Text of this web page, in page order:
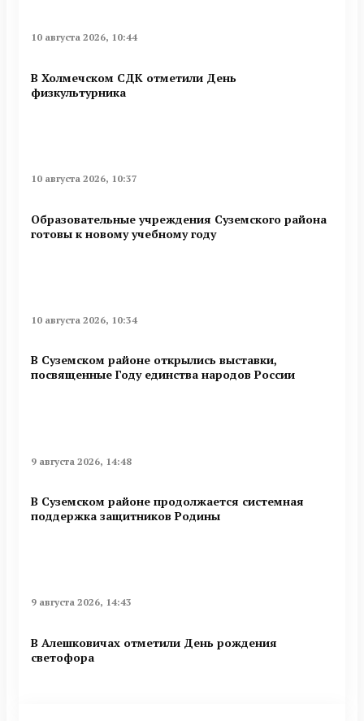
10 августа 2026, 10:44
В Холмечском СДК отметили День
физкультурника
10 августа 2026, 10:37
Образовательные учреждения Суземского района
готовы к новому учебному году
10 августа 2026, 10:34
В Суземском районе открылись выставки,
посвященные Году единства народов России
9 августа 2026, 14:48
В Суземском районе продолжается системная
поддержка защитников Родины
9 августа 2026, 14:43
В Алешковичах отметили День рождения
светофора